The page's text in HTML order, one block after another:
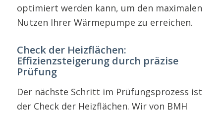
optimiert werden kann, um den maximalen
Nutzen Ihrer Wärmepumpe zu erreichen.
Check der Heizflächen:
Effizienzsteigerung durch präzise
Prüfung
Der nächste Schritt im Prüfungsprozess ist
der Check der Heizflächen. Wir von BMH